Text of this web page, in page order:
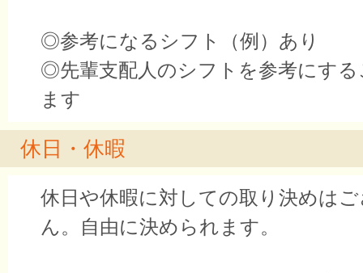
◎参考になるシフト（例）あり
◎先輩支配人のシフトを参考にす
ます
休日・休暇
休日や休暇に対しての取り決めは
ん。自由に決められます。